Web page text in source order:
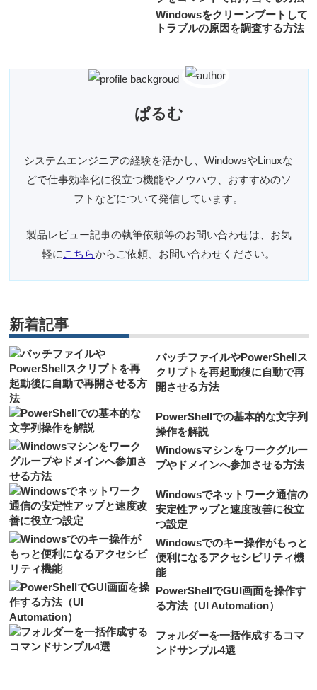
Windowsをクリーンブートして
トラブルの原因を調査する方法
ぱるむ
システムエンジニアの経験を活かし、WindowsやLinuxな
どで仕事効率化に役立つ機能やノウハウ、おすすめのソ
フトなどについて発信しています。
製品レビュー記事の執筆依頼等のお問い合わせは、お気
軽に こちらからご依頼、お問い合わせください。
新着記事
バッチファイルやPowerShellス
クリプトを再起動後に自動で再
開させる方法
PowerShellでの基本的な文字列
操作を解説
Windowsマシンをワークグルー
プやドメインへ参加させる方法
Windowsでネットワーク通信の
安定性アップと速度改善に役立
つ設定
Windowsでのキー操作がもっと
便利になるアクセシビリティ機
能
PowerShellでGUI画面を操作す
る方法（UI Automation）
フォルダーを一括作成するコマ
ンドサンプル4選